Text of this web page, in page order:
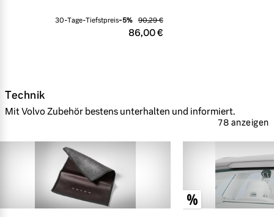
86,00 €
30-Tage-Tiefstpreis-5% 90,29 €
Technik
Mit Volvo Zubehör bestens unterhalten und informiert.
78 anzeigen